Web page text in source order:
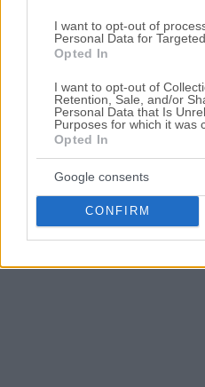
I want to opt-out of
Personal Data for
Opted In
I want to opt-out of
Retention, Sale, and/or
Personal Data that Is
Purposes for which it was
Opted In
Google consents
CONFIRM
Τιμές πώλησης/
τοπική αγορά
Τα πάντα για τους
Γενικές πληροφορίες
για τους
Οδηγός συμμετοχής
σε πλειστηριασμό